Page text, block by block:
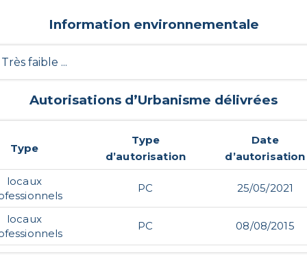
Information environnementale
Très faible ...
Autorisations d’Urbanisme délivrées
Type
Type
d’autorisation
Date
d’autorisation
locaux
PC 25/05/2021
locaux
PC 08/08/2015